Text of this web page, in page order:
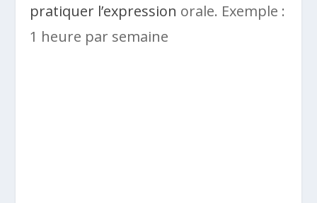
pratiquer l’expression orale. Exemple :
1 heure par semaine